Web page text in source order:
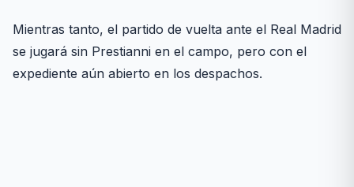
Mientras tanto, el partido de vuelta ante el Real Madrid
se jugará sin Prestianni en el campo, pero con el
expediente aún abierto en los despachos.